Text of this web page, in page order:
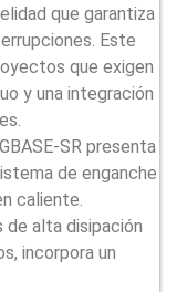
que garantiza
Este
que exigen
y una integración
SR presenta
de enganche
caliente.
de alta disipación
incorpora un